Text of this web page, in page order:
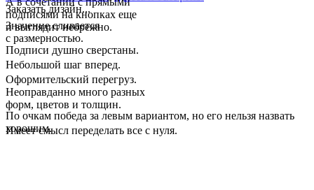
подписями на кнопках еще
и выглядит небрежно.
Значение сливается
с размерностью.
Подписи душно сверстаны.
Небольшой шаг вперед.
Оформительский перегруз.
Неоправданно много разных
форм, цветов и толщин.
По очкам победа за левым вариантом, но его нельзя назвать
хорошим.
Имеет смысл переделать все с нуля.
Заказать дизайн...